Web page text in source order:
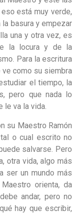
está muy verde,
basura y empezar
una y otra vez, es
la locura y de la
Para la escritura
ve como su siembra
el tiempo, la
pero que nada lo
le va la vida.
su Maestro Ramón
o cual escrito no
salvarse. Pero
otra vida, algo más
ser un mundo más
orienta, da
andar, pero no
hay que escribir,